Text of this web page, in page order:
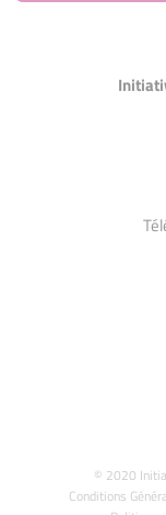
© 2020
Conditions